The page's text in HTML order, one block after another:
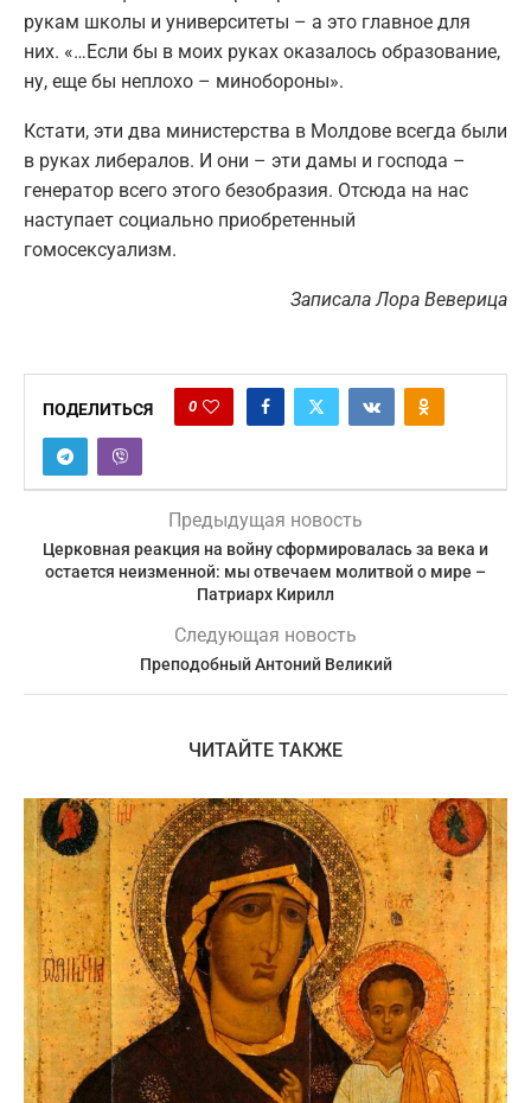
рукам школы и университеты – а это главное для
них. «…Если бы в моих руках оказалось образование,
ну, еще бы неплохо – минобороны».
Кстати, эти два министерства в Молдове всегда были
в руках либералов. И они – эти дамы и господа –
генератор всего этого безобразия. Отсюда на нас
наступает социально приобретенный
гомосексуализм.
Записала Лора Веверица
ПОДЕЛИТЬСЯ 0
Предыдущая новость
Церковная реакция на войну сформировалась за века и
остается неизменной: мы отвечаем молитвой о мире –
Патриарх Кирилл
Следующая новость
Преподобный Антоний Великий
ЧИТАЙТЕ ТАКЖЕ